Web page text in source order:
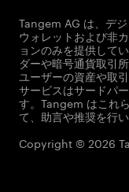
Tangem AG は、デ
ウォレットおよび非
ョンのみを提供して
ダーや暗号通貨取引
ユーザーの資産や取
サービスはサードパ
す。Tangem はこれ
て、助言や推奨を行い